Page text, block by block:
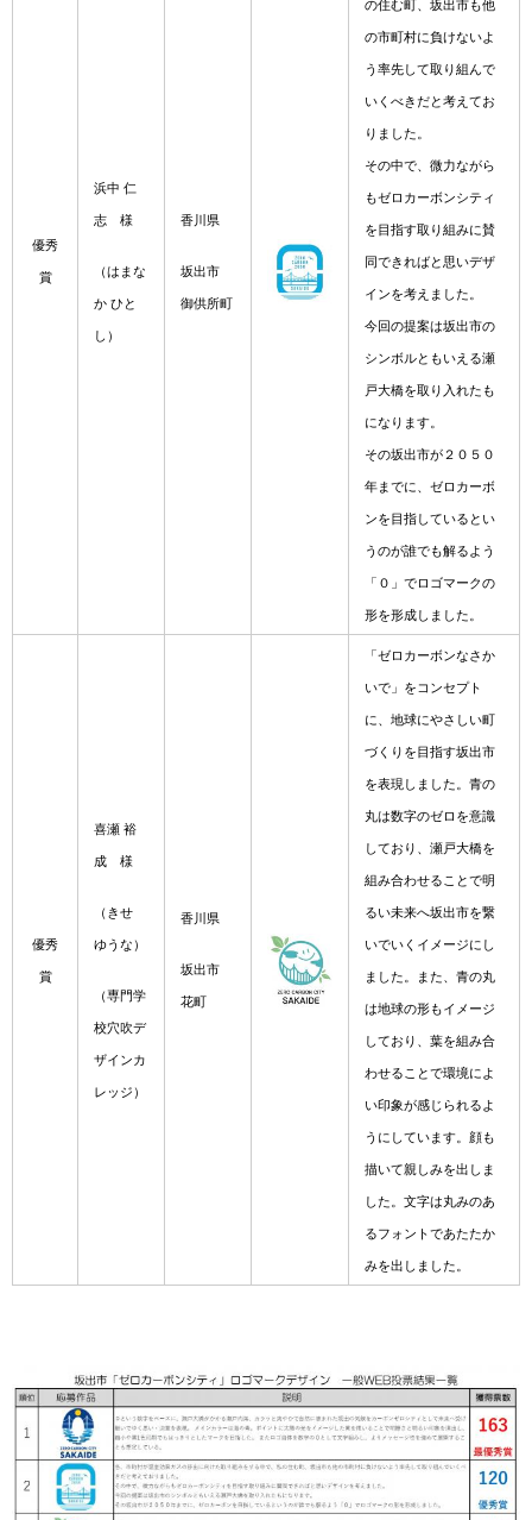
優秀
賞
浜中 仁
志 様
（はまな
か ひと
し）
香川県
坂出市
御供所町
の住む町、坂出市も他
の市町村に負けないよ
う率先して取り組んで
いくべきだと考えてお
りました。
その中で、微力ながら
もゼロカーボンシティ
を目指す取り組みに賛
同できればと思いデザ
インを考えました。
今回の提案は坂出市の
シンボルともいえる瀬
戸大橋を取り入れたも
になります。
その坂出市が２０５０
年までに、ゼロカーボ
ンを目指しているとい
うのが誰でも解るよう
「０」でロゴマークの
形を形成しました。
優秀
賞
喜瀬 裕
成 様
（きせ
ゆうな）
（専門学
校穴吹デ
ザインカ
レッジ）
香川県
坂出市
花町
「ゼロカーボンなさか
いで」をコンセプト
に、地球にやさしい町
づくりを目指す坂出市
を表現しました。青の
丸は数字のゼロを意識
しており、瀬戸大橋を
組み合わせることで明
るい未来へ坂出市を繋
いでいくイメージにし
ました。また、青の丸
は地球の形もイメージ
しており、葉を組み合
わせることで環境によ
い印象が感じられるよ
うにしています。顔も
描いて親しみを出しま
した。文字は丸みのあ
るフォントであたたか
みを出しました。